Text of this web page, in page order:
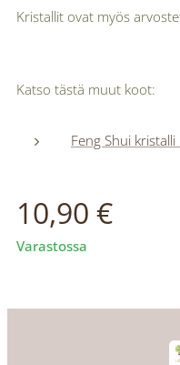
Kristallit ovat myös
Katso tästä muut koot:
Feng Shui
10,90 €
Varastossa